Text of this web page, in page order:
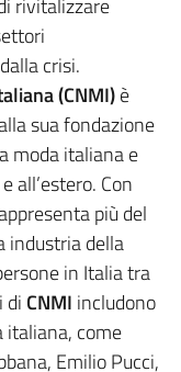
rivitalizzare
crisi.
(CNMI)è
sua fondazione
moda italiana e
all’estero. Con
più del
industria della
in Italia tra
di CNMI includono
italiana, come
Emilio Pucci,